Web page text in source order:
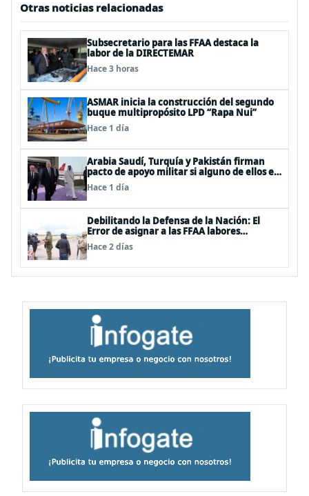
Otras noticias relacionadas
Subsecretario para las FFAA destaca la
labor de la DIRECTEMAR
Hace 3 horas
ASMAR inicia la construcción del segundo
buque multipropósito LPD “Rapa Nui”
Hace 1 día
Arabia Saudí, Turquía y Pakistán firman
pacto de apoyo militar si alguno de ellos es
atacado
Hace 1 día
Debilitando la Defensa de la Nación: El
Error de asignar a las FFAA labores
policiales
Hace 2 días